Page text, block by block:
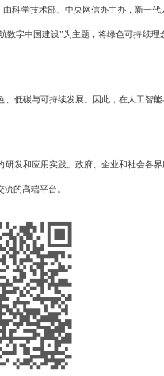
学技术部、中央网信办主办，新一
字中国建设”为主题，将绿色可持续
碳与可持续发展。因此，在人工智
和应用实践。政府、企业和社会各
的高端平台。